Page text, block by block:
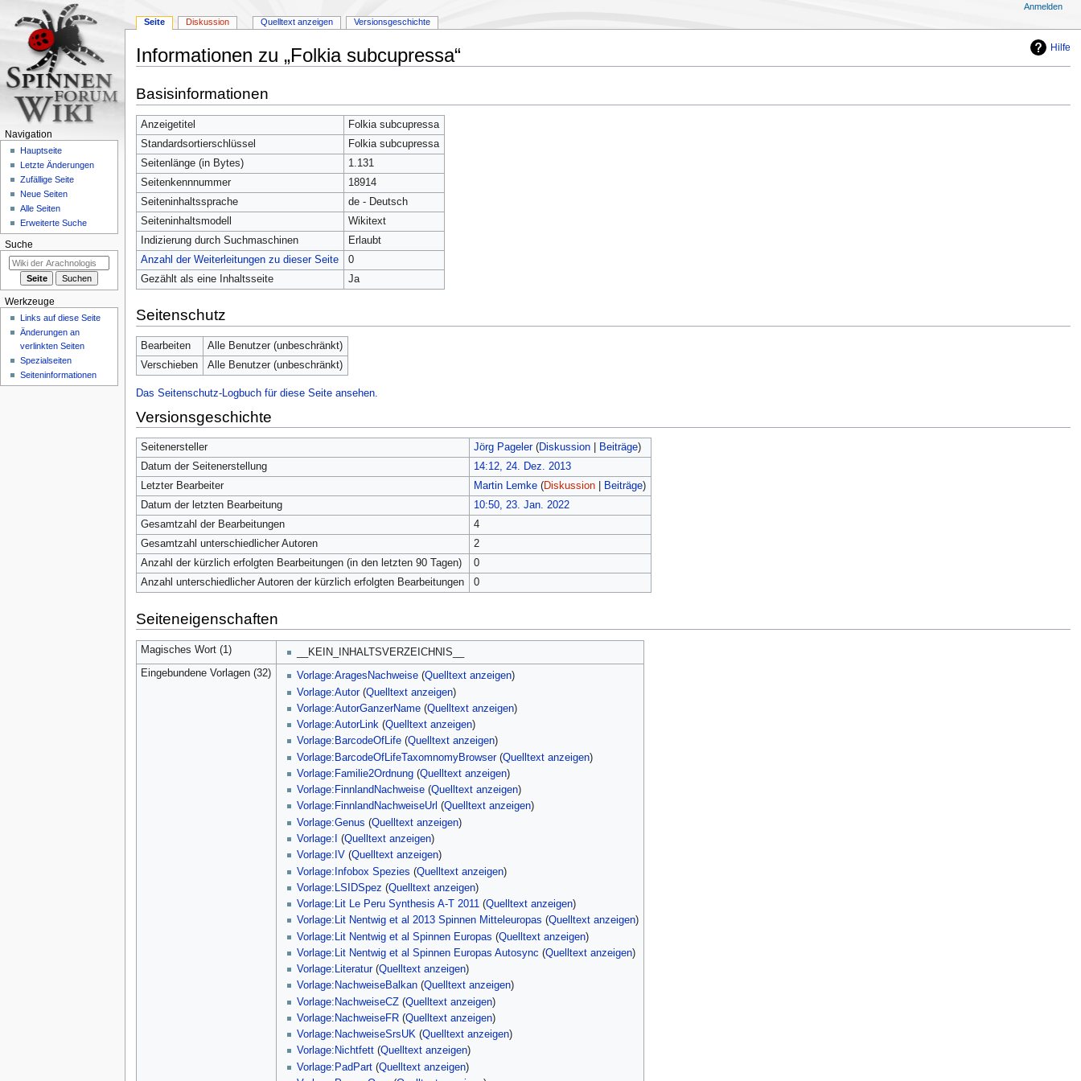
Hilfe
Informationen zu „Folkia subcupressa“
Navigation
springen
Suche
springen
Basisinformationen
Anzeigetitel
Folkia subcupressa
Standardsortierschlüssel
Folkia subcupressa
Seitenlänge (in Bytes)
1.131
Seitenkennnummer
18914
Seiteninhaltssprache
de - Deutsch
Seiteninhaltsmodell
Wikitext
Indizierung durch Suchmaschinen
Erlaubt
Anzahl der Weiterleitungen zu dieser Seite
0
Gezählt als eine Inhaltsseite
Ja
Seitenschutz
Bearbeiten
Alle Benutzer (unbeschränkt)
Verschieben
Alle Benutzer (unbeschränkt)
Das Seitenschutz-Logbuch für diese Seite ansehen.
Versionsgeschichte
Seitenersteller Jörg Pageler (Diskussion| Beiträge)
Datum der Seitenerstellung
14:12, 24. Dez. 2013
Letzter Bearbeiter
Martin Lemke (Diskussion| Beiträge)
Datum der letzten Bearbeitung
10:50, 23. Jan. 2022
Gesamtzahl der Bearbeitungen
4
Gesamtzahl unterschiedlicher Autoren
2
Anzahl der kürzlich erfolgten Bearbeitungen (in den letzten 90 Tagen)
0
Anzahl unterschiedlicher Autoren der kürzlich erfolgten Bearbeitungen
0
Seiteneigenschaften
Magisches Wort (1)
__KEIN_INHALTSVERZEICHNIS__
Eingebundene Vorlagen (32)
Vorlage:AragesNachweise (Quelltext anzeigen)
Vorlage:Autor(Quelltext anzeigen)
Vorlage:AutorGanzerName (Quelltext anzeigen)
Vorlage:AutorLink (Quelltext anzeigen)
Vorlage:BarcodeOfLife (Quelltext anzeigen)
Vorlage:BarcodeOfLifeTaxomnomyBrowser(Quelltext anzeigen)
Vorlage:Familie2Ordnung (Quelltext anzeigen)
Vorlage:FinnlandNachweise (Quelltext anzeigen)
Vorlage:FinnlandNachweiseUrl (Quelltext anzeigen)
Vorlage:Genus (Quelltext anzeigen)
Vorlage:I
(Quelltext anzeigen)
Vorlage:IV (Quelltext anzeigen)
Vorlage:Infobox Spezies (Quelltext anzeigen)
Vorlage:LSIDSpez (Quelltext anzeigen)
Vorlage:Lit Le Peru Synthesis A-T 2011 (Quelltext anzeigen)
Vorlage:Lit Nentwig et al 2013 Spinnen Mitteleuropas (Quelltext anzeigen)
Vorlage:Lit Nentwig et al Spinnen Europas (Quelltext anzeigen)
Vorlage:Lit Nentwig et al Spinnen Europas Autosync (Quelltext anzeigen)
Vorlage:Literatur(Quelltext anzeigen)
Vorlage:NachweiseBalkan (Quelltext anzeigen)
Vorlage:NachweiseCZ (Quelltext anzeigen)
Vorlage:NachweiseFR (Quelltext anzeigen)
Vorlage:NachweiseSrsUK (Quelltext anzeigen)
Vorlage:Nichtfett (Quelltext anzeigen)
Vorlage:PadPart (Quelltext anzeigen)
Seite Diskussion Quelltext anzeigen Versionsgeschichte
Anmelden
Navigation
Hauptseite
Letzte Änderungen
Zufällige Seite
Neue Seiten
Alle Seiten
Erweiterte Suche
Suche
Werkzeuge
Links auf diese Seite
Änderungen an
verlinkten Seiten
Spezialseiten
Seiten­­informationen